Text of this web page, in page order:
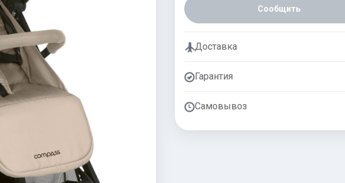
Сообщить
Доставка
Гарантия
Самовывоз